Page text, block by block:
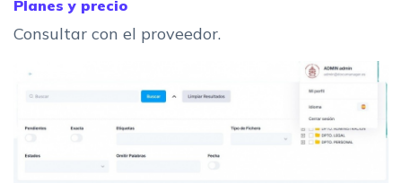
Planes y precio
Consultar con el proveedor.